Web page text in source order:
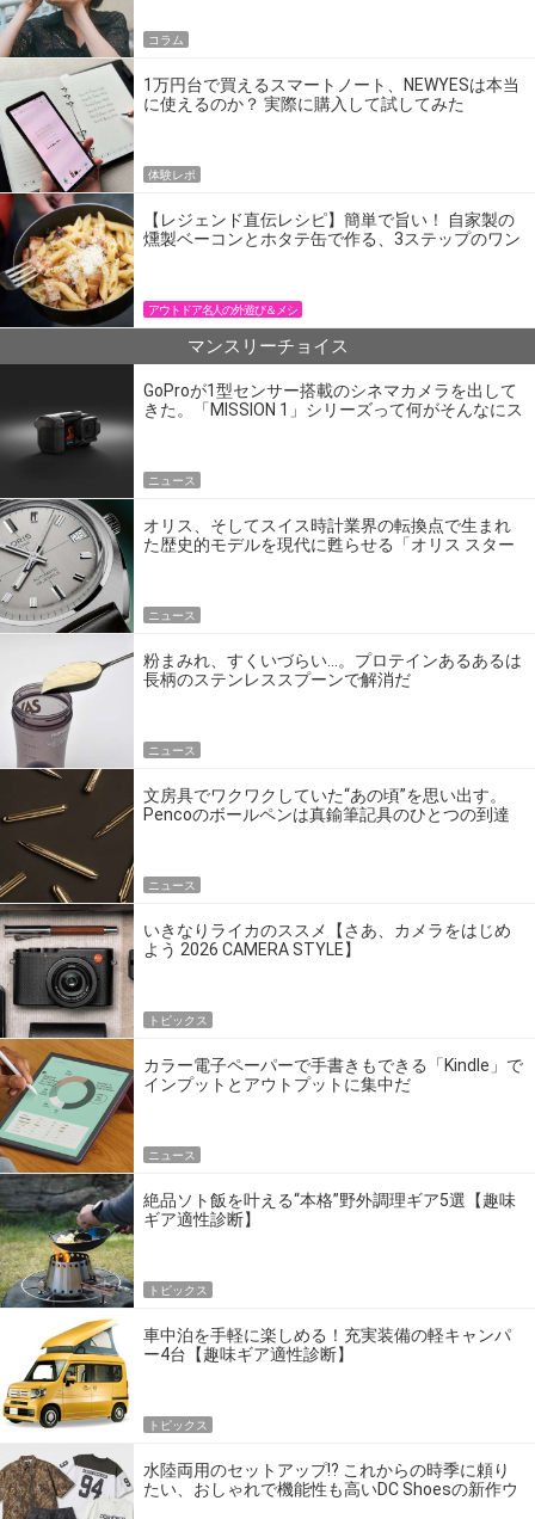
コラム
1万円台で買えるスマートノート、NEWYESは本当
に使えるのか？ 実際に購入して試してみた
体験レポ
【レジェンド直伝レシピ】簡単で旨い！ 自家製の
燻製ベーコンとホタテ缶で作る、3ステップのワン
アウトドア名人の外遊び＆メシ
マンスリーチョイス
GoProが1型センサー搭載のシネマカメラを出して
きた。「MISSION 1」シリーズって何がそんなにス
ニュース
オリス、そしてスイス時計業界の転換点で生まれ
た歴史的モデルを現代に甦らせる「オリス スター
ニュース
粉まみれ、すくいづらい…。プロテインあるあるは
長柄のステンレススプーンで解消だ
ニュース
文房具でワクワクしていた“あの頃”を思い出す。
Pencoのボールペンは真鍮筆記具のひとつの到達
ニュース
いきなりライカのススメ【さあ、カメラをはじめ
よう 2026 CAMERA STYLE】
トピックス
カラー電子ペーパーで手書きもできる「Kindle」で
インプットとアウトプットに集中だ
ニュース
絶品ソト飯を叶える“本格”野外調理ギア5選【趣味
ギア適性診断】
トピックス
車中泊を手軽に楽しめる！充実装備の軽キャンパ
ー4台【趣味ギア適性診断】
トピックス
水陸両用のセットアップ!? これからの時季に頼り
たい、おしゃれで機能性も高いDC Shoesの新作ウ